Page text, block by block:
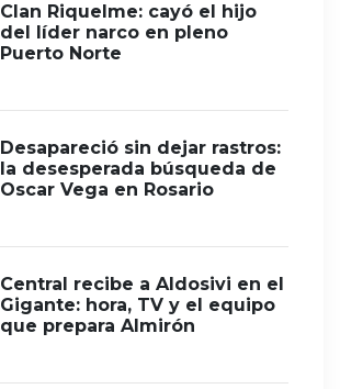
Clan Riquelme: cayó el hijo
del líder narco en pleno
Puerto Norte
Desapareció sin dejar rastros:
la desesperada búsqueda de
Oscar Vega en Rosario
Central recibe a Aldosivi en el
Gigante: hora, TV y el equipo
que prepara Almirón